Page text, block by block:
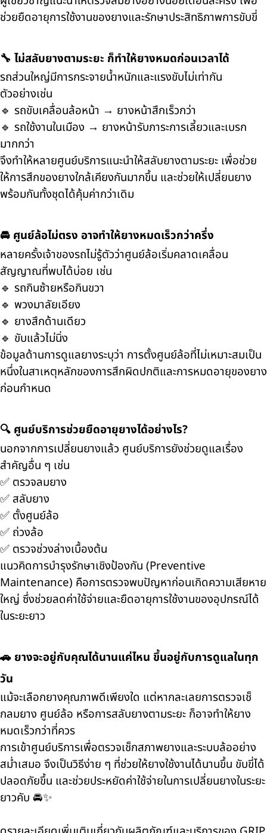
ช่วยยืดอายุการใช้งานของยางและรักษาประสิทธิภาพการขับขี่
🔧 ไม่สลับยางตามระยะ ก็ทำให้ยางหมดก่อนเวลาได้
รถส่วนใหญ่มีการกระจายน้ำหนักและแรงขับไม่เท่ากัน
ตัวอย่างเช่น
🔹 รถขับเคลื่อนล้อหน้า → ยางหน้าสึกเร็วกว่า
🔹 รถใช้งานในเมือง → ยางหน้ารับภาระการเลี้ยวและเบรก
มากกว่า
จึงทำให้หลายศูนย์บริการแนะนำให้สลับยางตามระยะ เพื่อช่วย
ให้การสึกของยางใกล้เคียงกันมากขึ้น และช่วยให้เปลี่ยนยาง
พร้อมกันทั้งชุดได้คุ้มค่ากว่าเดิม
🚘 ศูนย์ล้อไม่ตรง อาจทำให้ยางหมดเร็วกว่าครึ่ง
หลายครั้งเจ้าของรถไม่รู้ตัวว่าศูนย์ล้อเริ่มคลาดเคลื่อน
สัญญาณที่พบได้บ่อย เช่น
🔹 รถกินซ้ายหรือกินขวา
🔹 พวงมาลัยเอียง
🔹 ยางสึกด้านเดียว
🔹 ขับแล้วไม่นิ่ง
ข้อมูลด้านการดูแลยางระบุว่า การตั้งศูนย์ล้อที่ไม่เหมาะสมเป็น
หนึ่งในสาเหตุหลักของการสึกผิดปกติและการหมดอายุของยาง
ก่อนกำหนด
🔍 ศูนย์บริการช่วยยืดอายุยางได้อย่างไร?
นอกจากการเปลี่ยนยางแล้ว ศูนย์บริการยังช่วยดูแลเรื่อง
สำคัญอื่น ๆ เช่น
✅ ตรวจลมยาง
✅ สลับยาง
✅ ตั้งศูนย์ล้อ
✅ ถ่วงล้อ
✅ ตรวจช่วงล่างเบื้องต้น
แนวคิดการบำรุงรักษาเชิงป้องกัน (Preventive
Maintenance) คือการตรวจพบปัญหาก่อนเกิดความเสียหาย
ใหญ่ ซึ่งช่วยลดค่าใช้จ่ายและยืดอายุการใช้งานของอุปกรณ์ได้
ในระยะยาว
🚗 ยางจะอยู่กับคุณได้นานแค่ไหน ขึ้นอยู่กับการดูแลในทุก
วัน
แม้จะเลือกยางคุณภาพดีเพียงใด แต่หากละเลยการตรวจเช็
กลมยาง ศูนย์ล้อ หรือการสลับยางตามระยะ ก็อาจทำให้ยาง
หมดเร็วกว่าที่ควร
การเข้าศูนย์บริการเพื่อตรวจเช็กสภาพยางและระบบล้ออย่าง
สม่ำเสมอ จึงเป็นวิธีง่าย ๆ ที่ช่วยให้ยางใช้งานได้นานขึ้น ขับขี่ได้
ปลอดภัยขึ้น และช่วยประหยัดค่าใช้จ่ายในการเปลี่ยนยางในระยะ
ยาวคับ 🚘✨